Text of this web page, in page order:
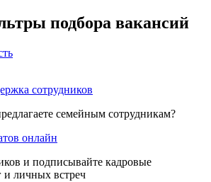
подбора вакансий
сотрудников
семейным сотрудникам?
онлайн
и подписывайте кадровые
и личных встреч